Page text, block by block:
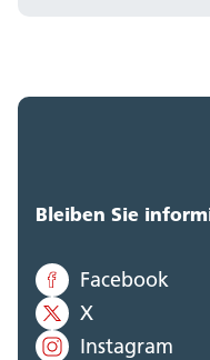
Bleiben Sie
Facebook
X
Instagram